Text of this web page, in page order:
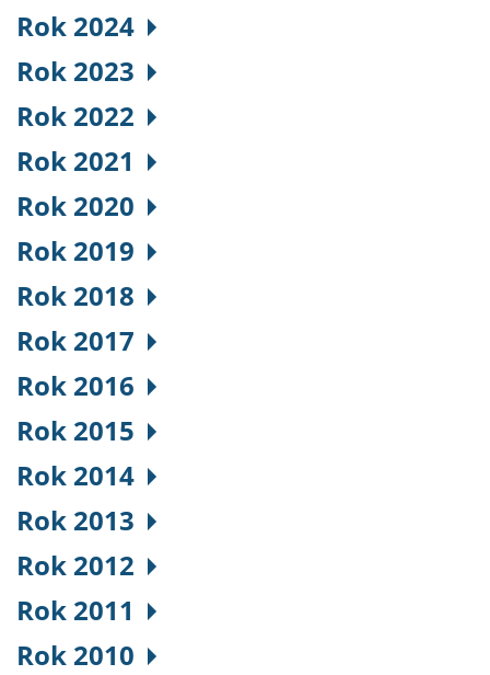
Rok 2024
Rok 2023
Rok 2022
Rok 2021
Rok 2020
Rok 2019
Rok 2018
Rok 2017
Rok 2016
Rok 2015
Rok 2014
Rok 2013
Rok 2012
Rok 2011
Rok 2010